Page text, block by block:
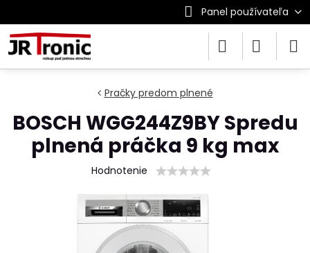
Panel používateľa
Pračky predom plnené
BOSCH WGG244Z9BY Spredu
plnená práčka 9 kg max
Hodnotenie